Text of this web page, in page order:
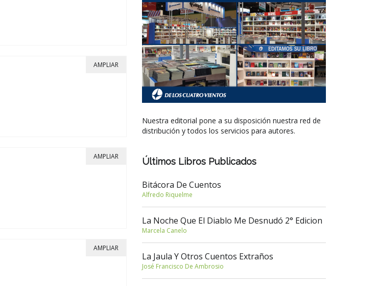
AMPLIAR
AMPLIAR
AMPLIAR
Nuestra editorial pone a su disposición nuestra red de
distribución y todos los servicios para autores.
Últimos Libros Publicados
Bitácora De Cuentos
Alfredo Riquelme
La Noche Que El Diablo Me Desnudó 2° Edicion
Marcela Canelo
La Jaula Y Otros Cuentos Extraños
José Francisco De Ambrosio